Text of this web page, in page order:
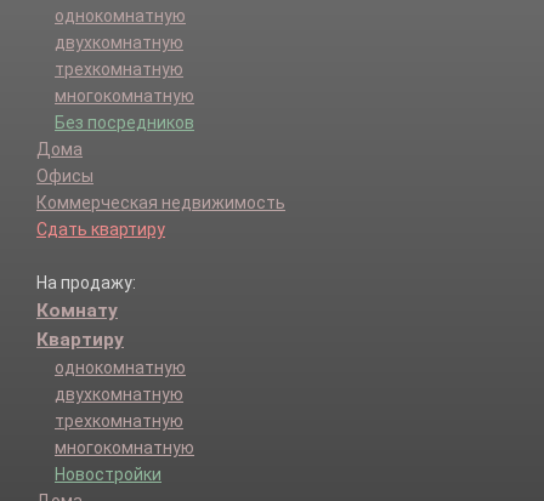
однокомнатную
двухкомнатную
трехкомнатную
многокомнатную
Без посредников
Дома
Офисы
Коммерческая недвижимость
Сдать квартиру
На продажу:
Комнату
Квартиру
однокомнатную
двухкомнатную
трехкомнатную
многокомнатную
Новостройки